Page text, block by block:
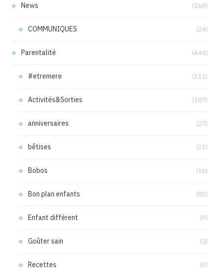
News (160)
COMMUNIQUES (24)
Parentalité (444)
#etremere (111)
Activités&Sorties (187)
anniversaires (27)
bêtises (33)
Bobos (16)
Bon plan enfants (80)
Enfant différent (9)
Goûter sain (2)
Recettes (9)